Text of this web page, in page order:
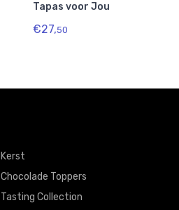
Tapas voor Jou
€27,50
Kerst
Chocolade Toppers
Tasting Collection